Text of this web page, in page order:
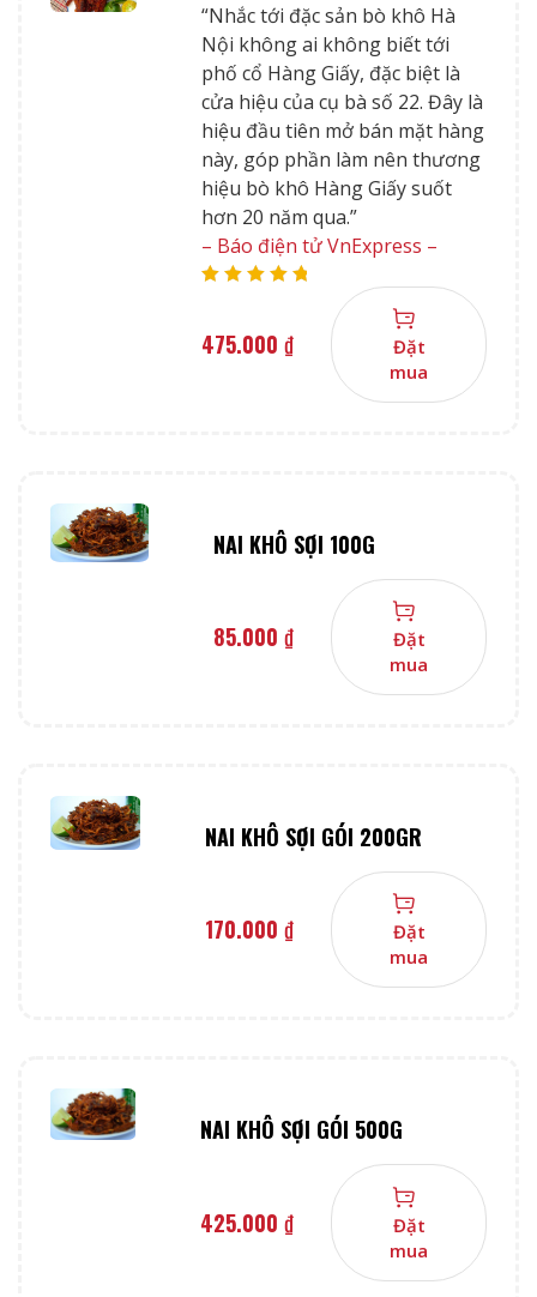
“Nhắc tới đặc sản bò khô Hà
Nội không ai không biết tới
phố cổ Hàng Giấy, đặc biệt là
cửa hiệu của cụ bà số 22. Đây là
hiệu đầu tiên mở bán mặt hàng
này, góp phần làm nên thương
hiệu bò khô Hàng Giấy suốt
hơn 20 năm qua.”
– Báo điện tử VnExpress –
475.000 ₫
Đặt
mua
NAI KHÔ SỢI 100G
85.000 ₫
Đặt
mua
NAI KHÔ SỢI GÓI 200GR
170.000 ₫
Đặt
mua
NAI KHÔ SỢI GÓI 500G
425.000 ₫
Đặt
mua